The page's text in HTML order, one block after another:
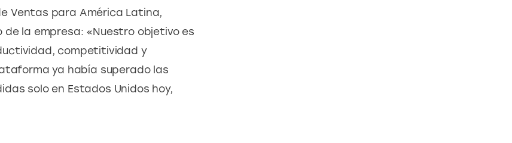
Ventas para América Latina,
la empresa: «Nuestro objetivo es
competitividad y
ya había superado las
solo en Estados Unidos hoy,